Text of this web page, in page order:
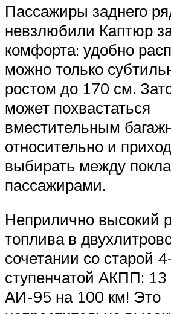
Пассажиры заднего
невзлюбили Каптюр
комфорта: удобно
можно только
ростом до 170 см.
может похвастаться
вместительным
относительно и
выбирать между
пассажирами.
Неприлично высокий
топлива в
сочетании со старой
ступенчатой АКПП: 13
АИ-95 на 100 км! Это